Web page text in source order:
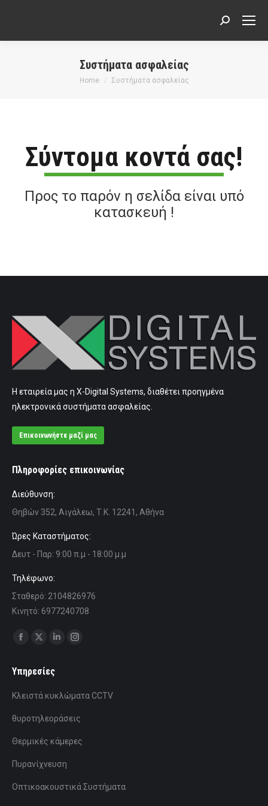
Search:
Συστήματα ασφαλείας
You are here:
Home Συστήματα ασφαλείας
Σύντομα κοντά σας!
Προς το παρόν η σελίδα είναι υπό
κατασκευή !
Η εταιρεία μας η X-Digital Systems, διαθέτει προηγμένα
ηλεκτρονικά συστήματα ασφαλείας.
Επικοινωνήστε μαζί μας
Πληροφορίες επικοινωνίας
Διεύθυνση:
Θηβών 352, Αιγάλεω, Τ.Κ. 12241, Αθήνα
Ώρες Καταστήματος:
Δευτ - Παρ: 9:00 π.μ - 18:00 μ.μ
Τηλέφωνο:
Σταθερό: 2104826976
Κινητό: 6977240708
Find us on:
Facebook
opens
window
X
opens
in
window
Linkedin
in
window
Instagram
window
Υπηρεσίες
Κλειστά κυκλώματα CCTV
θυροτηλεοράσεις
Θερμικές κάμερες
Πυρανίχνευση
Οπτικοακουστικά Συστήματα